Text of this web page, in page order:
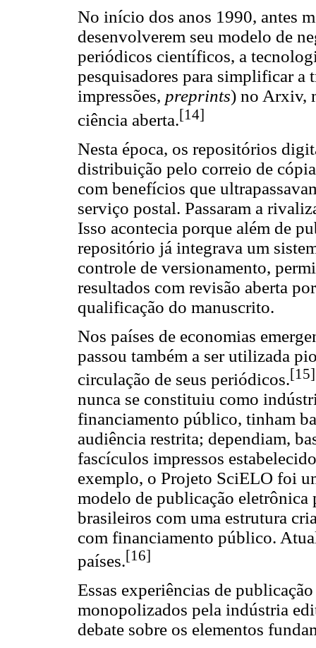
No início dos anos 1990, antes
desenvolverem seu modelo de
periódicos científicos, a
pesquisadores para simplificar a
impressões, preprints) no Arxiv,
ciência aberta.[14]
Nesta época, os repositórios
distribuição pelo correio de
com benefícios que
serviço postal. Passaram a
Isso acontecia porque além de
repositório já integrava um
controle de versionamento,
resultados com revisão aberta
qualificação do manuscrito.
Nos países de economias
passou também a ser utilizada
circulação de seus periódicos.[15]
nunca se constituiu como
financiamento público, tinham
audiência restrita; dependiam,
fascículos impressos
exemplo, o Projeto SciELO foi
modelo de publicação
brasileiros com uma estrutura
com financiamento público.
países.[16]
Essas experiências de
monopolizados pela indústria
debate sobre os elementos